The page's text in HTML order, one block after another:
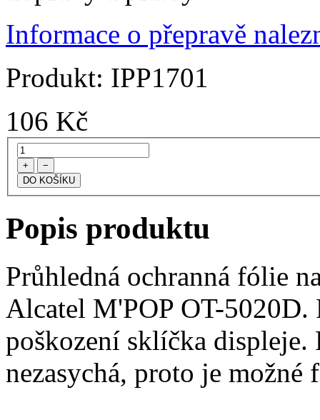
Informace o přepravě
Produkt: IPP1701
106 Kč
+ −
Popis produktu
Průhledná ochranná fólie
Alcatel M'POP OT-5020D.
poškození sklíčka
nezasychá, proto je